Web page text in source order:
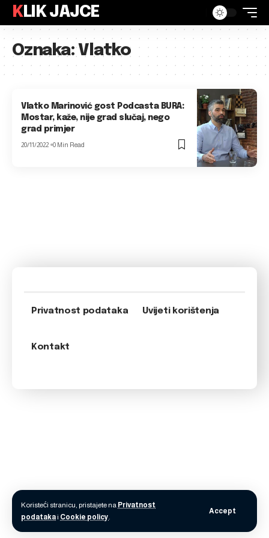
Koristeći stranicu, pristajete na Privatnost
podatakai Cookie policy.
Accept
KLIK JAJCE
Oznaka:Vlatko
Vlatko Marinović gost Podcasta BURA:
Mostar, kaže, nije grad slučaj, nego
grad primjer
20/11/2022 0 Min Read
Privatnost podataka Uvijeti korištenja
Kontakt